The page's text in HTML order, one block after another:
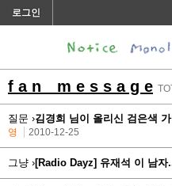
로그인
f a n m e s s a g e
질문 ›김경희 님이 올리신 검은색
영
2010-12-25
그냥 ›[Radio Dayz] 유재석 이 남자